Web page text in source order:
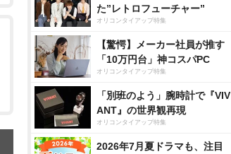
た”レトロフューチャー”
オリコンタイアップ特集
【驚愕】メーカー社員が推す
「10万円台」神コスパPC
オリコンタイアップ特集
「別班のよう」腕時計で『VIV
ANT』の世界観再現
オリコンタイアップ特集
2026年7月夏ドラマも、注目